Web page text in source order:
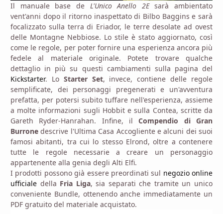
Il manuale base de L'Unico Anello 2Esarà ambientato
vent'anni dopo il ritorno inaspettato di Bilbo Baggins e sarà
focalizzato sulla terra di Eriador, le terre desolate ad ovest
delle Montagne Nebbiose. Lo stile è stato aggiornato, così
come le regole, per poter fornire una esperienza ancora più
fedele al materiale originale. Potete trovare qualche
dettaglio in più su questi cambiamenti sulla pagina del
Kickstarter. Lo Starter Set, invece, contiene delle regole
semplificate, dei personaggi pregenerati e un'avventura
prefatta, per potersi subito tuffare nell'esperienza, assieme
a molte informazioni sugli Hobbit e sulla Contea, scritte da
Gareth Ryder-Hanrahan. Infine, ilCompendio di Gran
Burronedescrive l'Ultima Casa Accogliente e alcuni dei suoi
famosi abitanti, tra cui lo stesso Elrond, oltre a contenere
tutte le regole necessarie a creare un personaggio
appartenente alla genia degli Alti Elfi.
I prodotti possono già essere preordinati sul negozio online
ufficiale della Fria Liga, sia separati che tramite un unico
conveniente Bundle, ottenendo anche immediatamente un
PDF gratuito del materiale acquistato.